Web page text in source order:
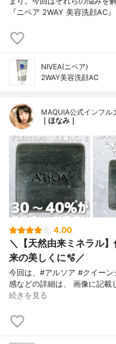
『ニベア 2WAY 美容洗顔AC
NIVEA(ニベア)
2WAY美容洗顔AC
MAQUIA公式インフル
｜ほなみ｜
4.00
＼【天然由来ミネラル
来の美しくに🫧／
今回は、#アルソア #クイー
感などの詳細は、 画像に
続きを見る